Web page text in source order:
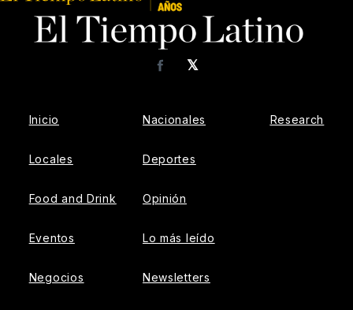
𝕏
Facebook
Inicio
Locales
Food and Drink
Eventos
Negocios
Nacionales
Deportes
Opinión
Lo más leído
Newsletters
Research